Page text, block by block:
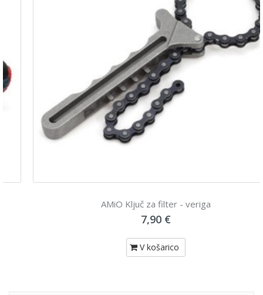
AMiO Ključ za filter - veriga
7,90 €
V košarico